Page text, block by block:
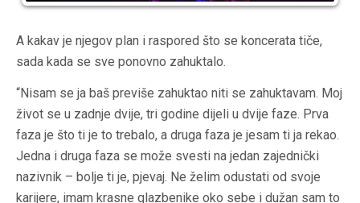
A kakav je njegov plan i raspored što se koncerata tiče,
sada kada se sve ponovno zahuktalo.
“Nisam se ja baš previše zahuktao niti se zahuktavam. Moj
život se u zadnje dvije, tri godine dijeli u dvije faze. Prva
faza je što ti je to trebalo, a druga faza je jesam ti ja rekao.
Jedna i druga faza se može svesti na jedan zajednički
nazivnik – bolje ti je, pjevaj. Ne želim odustati od svoje
karijere, imam krasne glazbenike oko sebe i dužan sam to